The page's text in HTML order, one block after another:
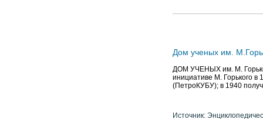
Дом ученых им.
ДОМ УЧЕНЫХ им. М.
инициативе М. Горького
(ПетроКУБУ); в 1940
Источник: